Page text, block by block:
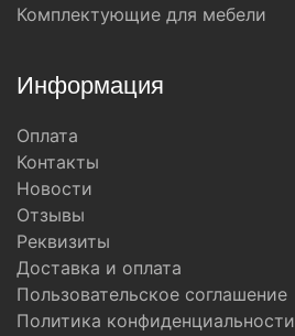
Комплектующие для мебели
Информация
Оплата
Контакты
Новости
Отзывы
Реквизиты
Доставка и оплата
Пользовательское соглашение
Политика конфиденциальности